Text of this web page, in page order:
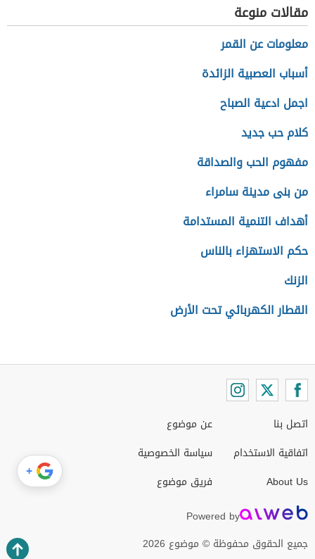
مقالات منوعة
معلومات عن القمر
أسباب العصبية الزائدة
اجمل ادعية الصباح
كلام حب جديد
مفهوم الحب والصداقة
من بنى مدينة سامراء
أهداف التنمية المستدامة
حكم الاستهزاء بالناس
الزنك
القطار الكهربائي تحت الأرض
اتصل بنا
اتفاقية الاستخدام
About Us
عن موضوع
سياسة الخصوصية
فريق موضوع
Powered by
جميع الحقوق محفوظة © موضوع 2026
+